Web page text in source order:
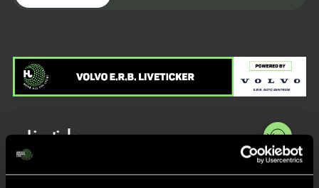
Liveticker
30'
Abpfiff